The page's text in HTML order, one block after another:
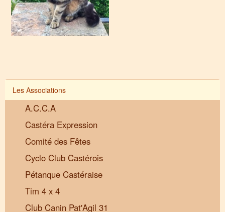
Les Associations
A.C.C.A
Castéra Expression
Comité des Fêtes
Cyclo Club Castérois
Pétanque Castéraise
Tim 4 x 4
Club Canin Pat'Agil 31